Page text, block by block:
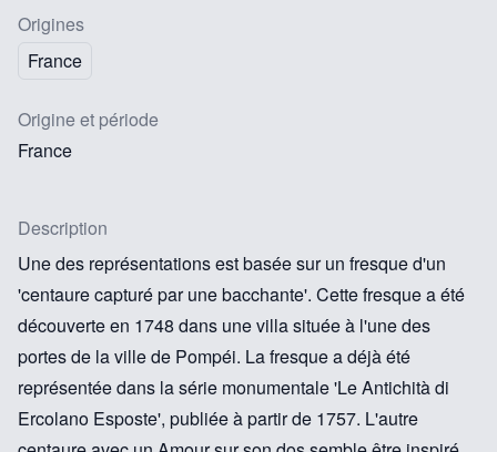
Origines
France
Origine et période
France
Description
Une des représentations est basée sur un fresque d'un
'centaure capturé par une bacchante'. Cette fresque a été
découverte en 1748 dans une villa située à l'une des
portes de la ville de Pompéi. La fresque a déjà été
représentée dans la série monumentale 'Le Antichità di
Ercolano Esposte', publiée à partir de 1757. L'autre